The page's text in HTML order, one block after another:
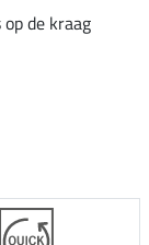
de kraag